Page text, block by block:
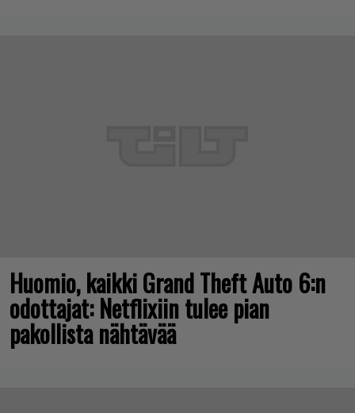
Huomio, kaikki Grand Theft Auto 6:n
odottajat: Netflixiin tulee pian
pakollista nähtävää